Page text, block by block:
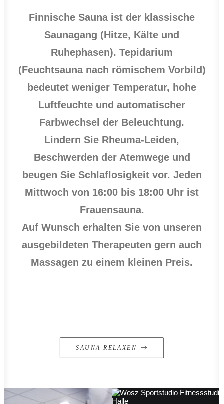
Finnische Sauna ist der klassische
Saunagang (Hitze, Kälte und
Ruhephasen). Tepidarium
(Feuchtsauna nach römischem Vorbild)
bedeutet weniger Temperatur, hohe
Luftfeuchte und automatischer
Farbwechsel der Beleuchtung.
Lindern Sie Rheuma-Leiden,
Beschwerden der Atemwege und
beugen Sie Schlaflosigkeit vor. Jeden
Mittwoch von 16:00 bis 18:00 Uhr ist
Frauensauna.
Auf Wunsch erhalten Sie von unseren
ausgebildeten Therapeuten gern auch
Massagen zu einem kleinen Preis.
SAUNA RELAXEN